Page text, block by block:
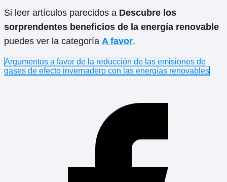
Si leer artículos parecidos a Descubre los
sorprendentes beneficios de la energía renovable
puedes ver la categoría A favor.
Argumentos a favor de la reducción de las emisiones de
gases de efecto invernadero con las energías renovables